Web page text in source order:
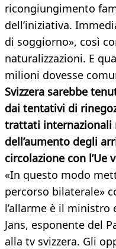
ricongiungimento
dell’iniziativa.
di soggiorno», così
naturalizzazioni. E
milioni dovesse
Svizzera sarebbe
dai tentativi di
trattati internazionali
dell’aumento degli
circolazione con
«In questo modo
percorso bilaterale»
l’allarme è il
Jans, esponente del
alla tv svizzera. Gli